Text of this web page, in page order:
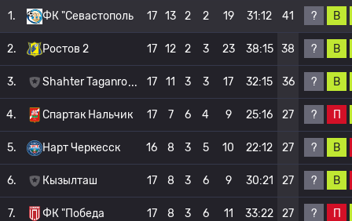
1. ФК "Севастополь 17 13 2 2 19 31:12 41 ? В
2. Ростов 2 17 12 2 3 23 38:15 38 ? В
3. Shahter Taganro 17 11 3 3 17 32:15 36 ? В
4. Спартак Нальчик 17 7 6 4 9 25:16 27 ? П
5. Нарт Черкесск 16 8 3 5 10 22:12 27 ? В
6. Кызылташ 17 8 3 6 9 30:21 27 ? В
7. ФК "Победа 17 8 3 6 11 33:22 27 ? П